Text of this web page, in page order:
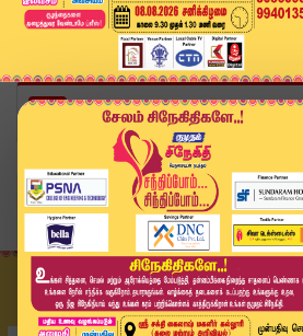
Home
அரசியல்
செல்லூர் ராஜூவின் மா.செ பதவிக்கு